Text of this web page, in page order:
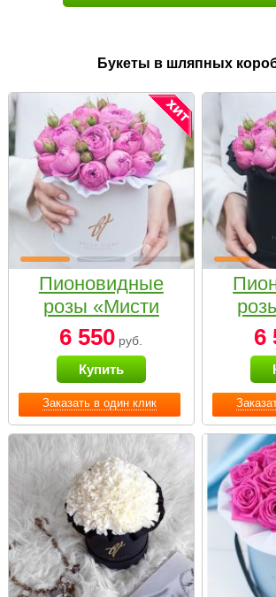
Букеты в шляпных
Заказать в один клик
Пионовидные
розы «Мисти
бабблс» в белой
коробке Small
6 550 руб.
Купить
6